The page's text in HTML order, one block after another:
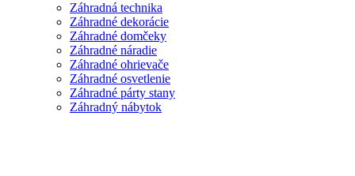
Záhradná technika
Záhradné dekorácie
Záhradné domčeky
Záhradné náradie
Záhradné ohrievače
Záhradné osvetlenie
Záhradné párty stany
Záhradný nábytok